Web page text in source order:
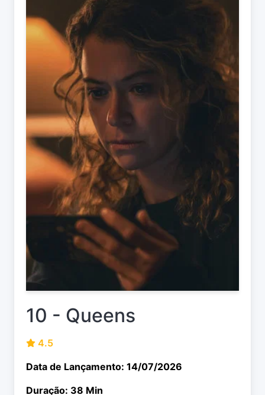
10 - Queens
4.5
Data de Lançamento: 14/07/2026
Duração: 38 Min